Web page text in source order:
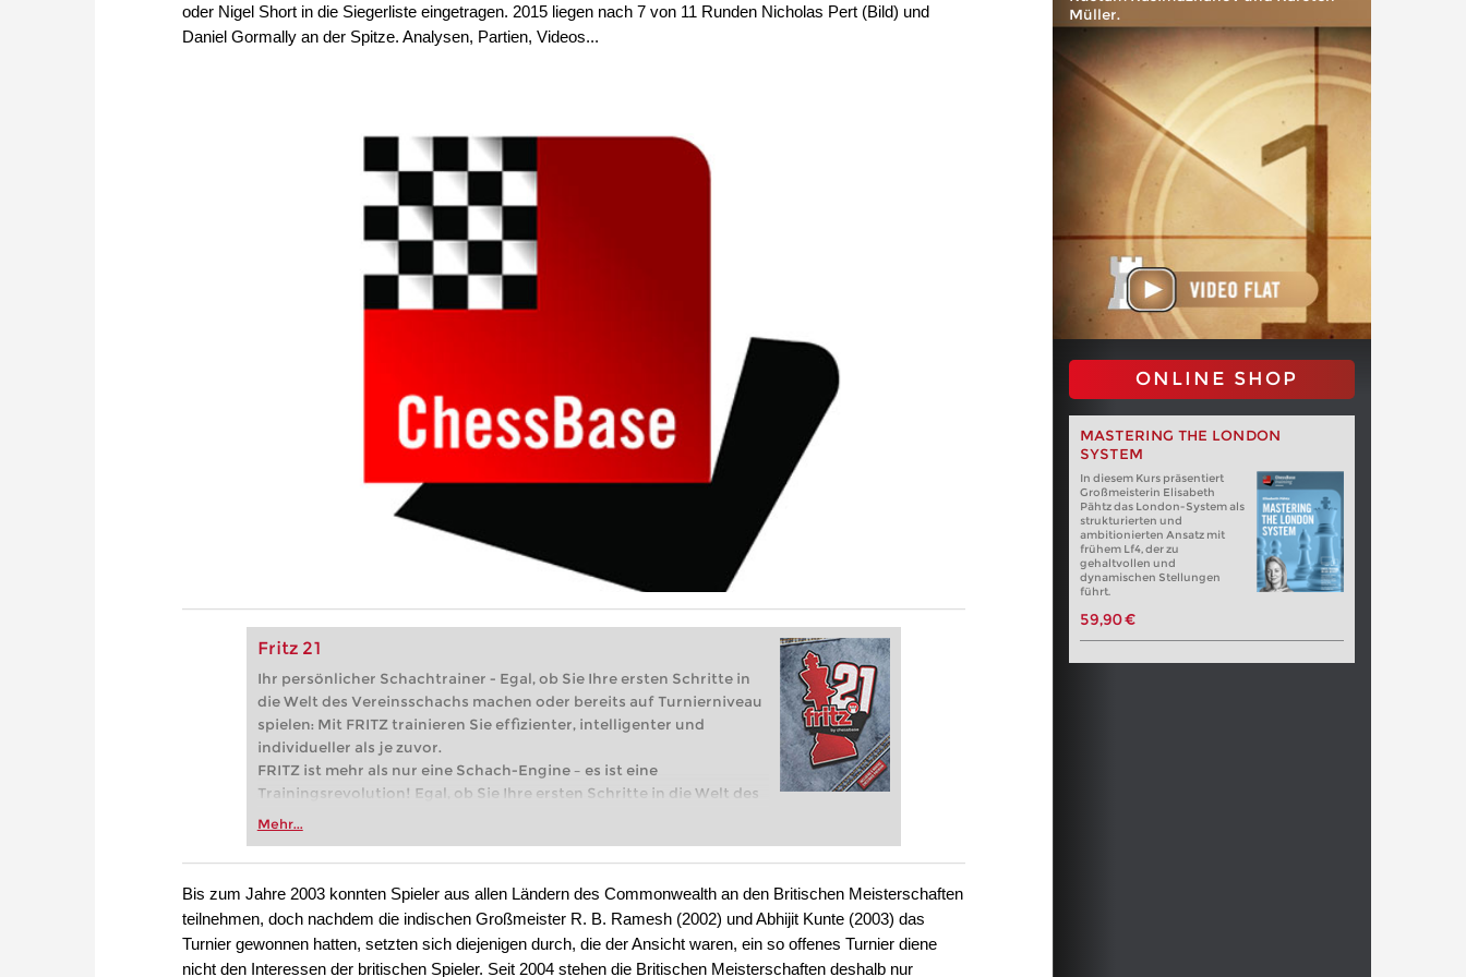
oder Nigel Short in die Siegerliste eingetragen. 2015 liegen nach 7 von 11 Runden Nicholas Pert (Bild) und
Daniel Gormally an der Spitze. Analysen, Partien, Videos...
Fritz 21
Ihr persönlicher Schachtrainer - Egal, ob Sie Ihre ersten Schritte in
die Welt des Vereinsschachs machen oder bereits auf Turnierniveau
spielen: Mit FRITZ trainieren Sie effizienter, intelligenter und
individueller als je zuvor.
FRITZ ist mehr als nur eine Schach-Engine – es ist eine
Trainingsrevolution! Egal, ob Sie Ihre ersten Schritte in die Welt des
Vereinsschachs machen oder bereits auf Turnierniveau spielen: Mit
zuvor.
Mehr...
Müller.
ONLINE SHOP
MASTERING THE LONDON
SYSTEM
In diesem Kurs präsentiert
Großmeisterin Elisabeth
Pähtz das London-System als
strukturierten und
ambitionierten Ansatz mit
frühem Lf4, der zu
gehaltvollen und
dynamischen Stellungen
führt.
59,90 €
Bis zum Jahre 2003 konnten Spieler aus allen Ländern des Commonwealth an den Britischen Meisterschaften
teilnehmen, doch nachdem die indischen Großmeister R. B. Ramesh (2002) und Abhijit Kunte (2003) das
Turnier gewonnen hatten, setzten sich diejenigen durch, die der Ansicht waren, ein so offenes Turnier diene
nicht den Interessen der britischen Spieler. Seit 2004 stehen die Britischen Meisterschaften deshalb nur